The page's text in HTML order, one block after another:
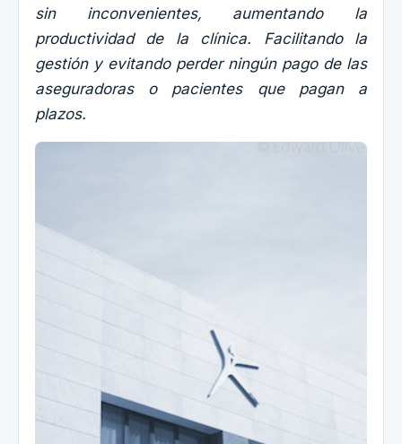
sin inconvenientes, aumentando la
productividad de la clínica. Facilitando la
gestión y evitando perder ningún pago de las
aseguradoras o pacientes que pagan a
plazos.